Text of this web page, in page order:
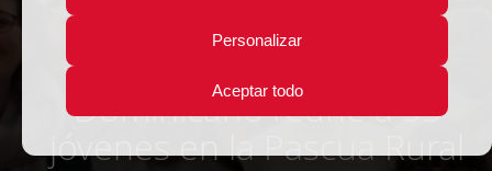
Personalizar
Aceptar todo
"Atrévete a vivir": El
Dominicano reúne a 55
jóvenes en la Pascua Rural